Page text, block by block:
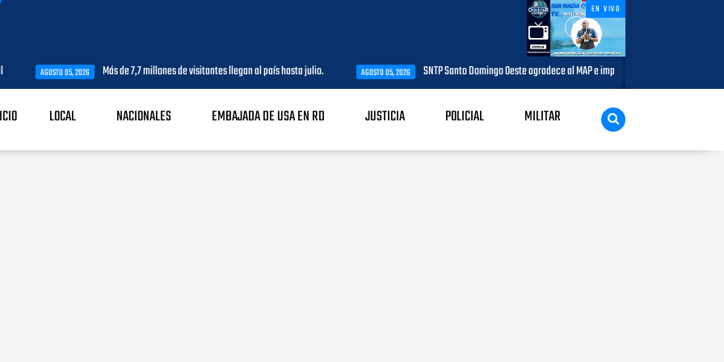
EN VIVO
2026 Más de 7,7 millones de visitantes llegan al país hasta julio. AGOSTO 05, 2026 SNTP Santo Domingo Oeste agradece al MAP e impulsará jornada de capacitación para
LOCAL NACIONALES EMBAJADA DE USA EN RD JUSTICIA POLICIAL MILITAR